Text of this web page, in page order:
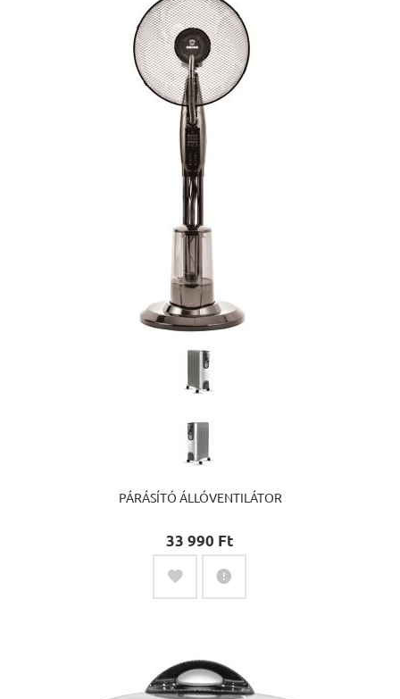
PÁRÁSÍTÓ ÁLLÓVENTILÁTOR
33 990 Ft‎